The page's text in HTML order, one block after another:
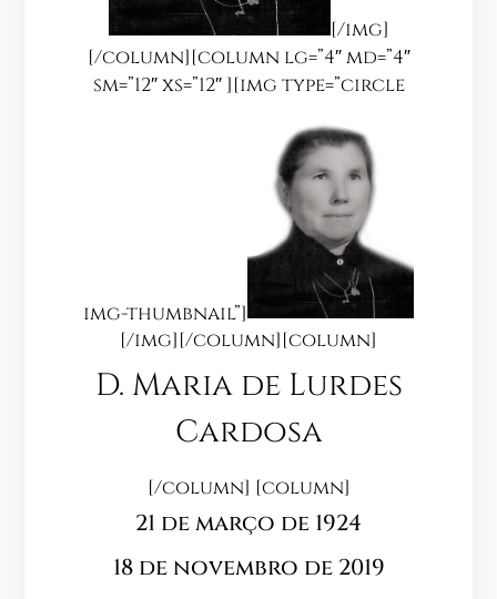
[/img]
[/column][column lg=”4″ md=”4″
sm=”12″ xs=”12″ ][img type=”circle
img-thumbnail”]
[/img][/column][column]
D. Maria de Lurdes
Cardosa
[/column] [column]
21 de março de 1924
18 de novembro de 2019